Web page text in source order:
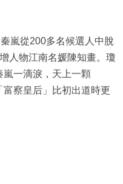
嵐從200多名候選人中脫
人物江南名媛陳知畫。瓊
一滴淚，天上一顆
察皇后」比初出道時更